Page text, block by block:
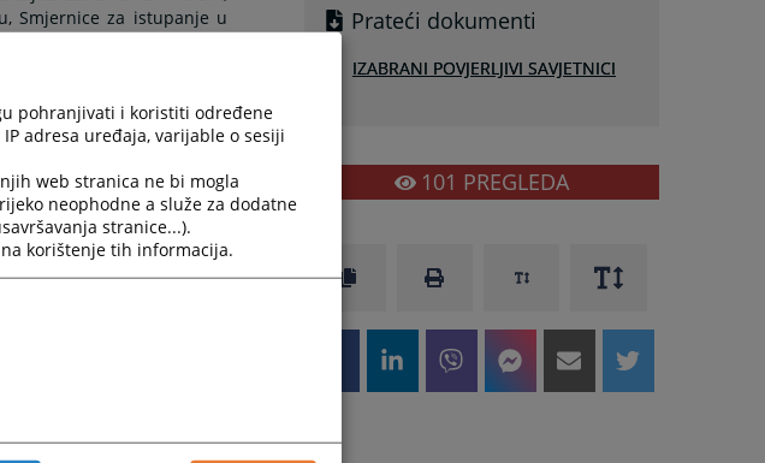
Smjernice za istupanje u
pravosuđe.
i Hercegovine, izabrano
i integriteta.
VSTV BiH je, u saradnji s
i način funkcionisanja
Prateći dokumenti
IZABRANI POVJERLJIVI SAVJETNICI
101 PREGLEDA
pohranjivati i koristiti određene
adresa uređaja, varijable o sesiji
web stranica ne bi mogla
neophodne a služe za dodatne
stranice...).
korištenje tih informacija.